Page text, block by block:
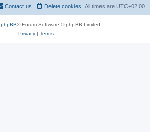
All times are UTC+02:00
Delete cookies
Contact us
phpBB® Forum Software © phpBB Limited
Privacy| Terms